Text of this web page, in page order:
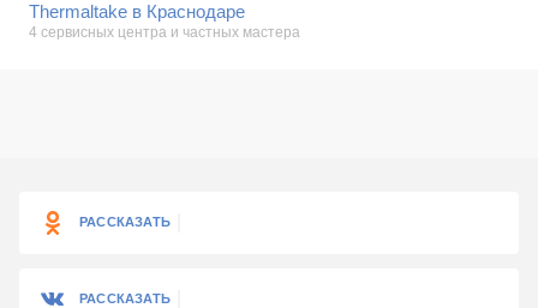
Thermaltake в Краснодаре
4 сервисных центра и частных мастера
РАССКАЗАТЬ
РАССКАЗАТЬ